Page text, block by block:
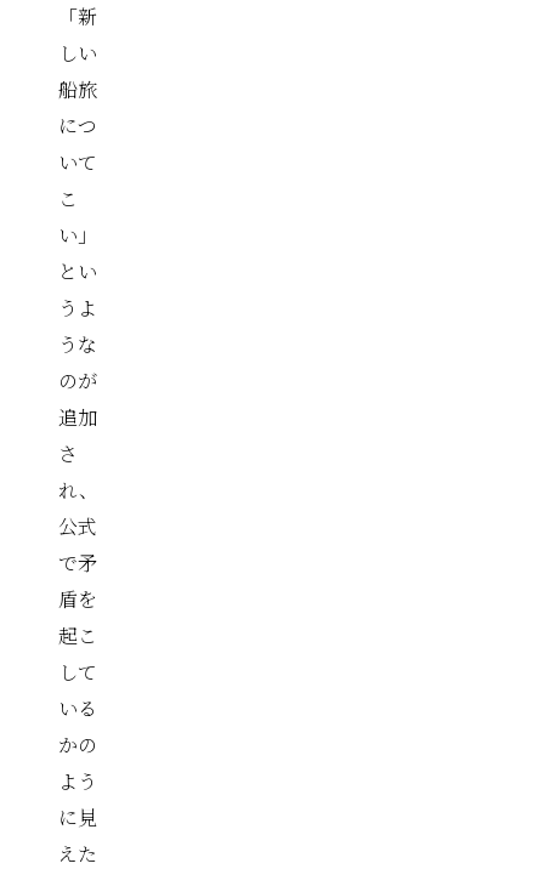
「新
しい
船旅
につ
いて
こ
い」
とい
うよ
うな
のが
追加
さ
れ、
公式
で矛
盾を
起こ
して
いる
かの
よう
に見
えた